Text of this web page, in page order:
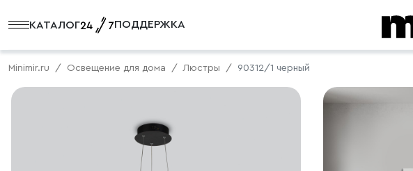
КАТАЛОГ ПОДДЕРЖКА
Minimir.ru Освещение для дома Люстры 90312/1 черный